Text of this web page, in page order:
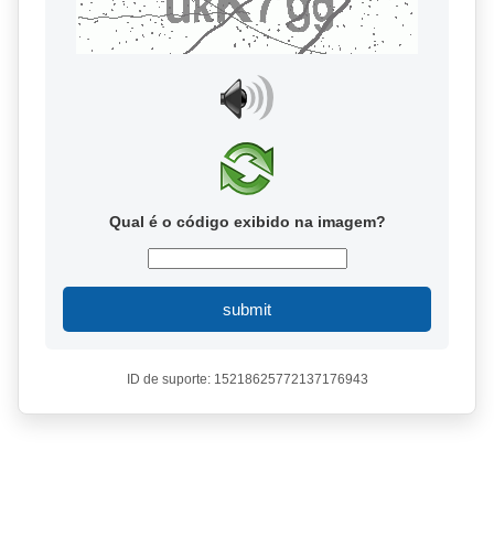
Qual é o código exibido na imagem?
submit
ID de suporte: 15218625772137176943